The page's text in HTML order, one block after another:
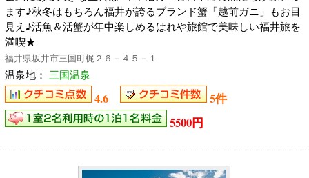
ます♪秋冬はもちろん福井が誇るブランド蟹「越前ガニ」もお目
見え♪活魚＆活蟹が年中楽しめるはれや旅館で美味しい福井旅を
満喫★
福井県坂井市三国町梶２６－４５－１
温泉地： 三国温泉
4.6
5件
5500円